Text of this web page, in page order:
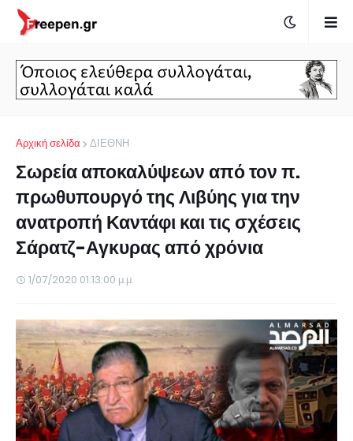
Αρχική σελίδα ΔΙΕΘΝΗ
Σωρεία αποκαλύψεων από τον π.
πρωθυπουργό της Λιβύης για την
ανατροπή Καντάφι και τις σχέσεις
Σάρατζ-Αγκυρας από χρόνια
1/07/2020 01:13:00 μ.μ.